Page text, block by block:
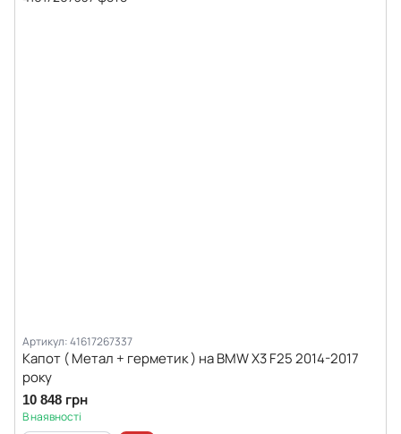
Артикул: 41617267337
Капот ( Метал + герметик ) на BMW X3 F25 2014-2017
року
10 848 грн
В наявності